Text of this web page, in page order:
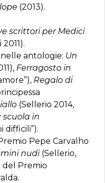
(2013).
scrittori per Medici
antologie: Un
Ferragosto in
Regalo di
(Sellerio 2014,
scuola in
difficili”).
Pepe Carvalho
nudi(Sellerio,
del Premio